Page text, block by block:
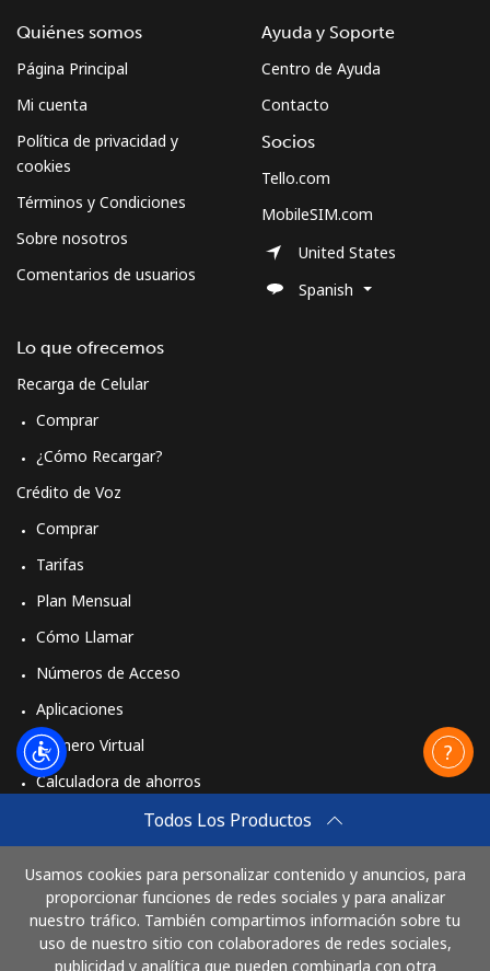
Todos Los Productos
Usamos cookies para personalizar contenido y anuncios, para
proporcionar funciones de redes sociales y para analizar
nuestro tráfico. También compartimos información sobre tu
uso de nuestro sitio con colaboradores de redes sociales,
publicidad y analítica que pueden combinarla con otra
Quiénes somos
Página Principal
Mi cuenta
Política de privacidad y
cookies
Términos y Condiciones
Sobre nosotros
Comentarios de usuarios
Lo que ofrecemos
Recarga de Celular
Comprar
¿Cómo Recargar?
Crédito de Voz
Comprar
Tarifas
Plan Mensual
Cómo Llamar
Números de Acceso
Aplicaciones
Número Virtual
Calculadora de ahorros
Cómo funciona
Ayuda y Soporte
Centro de Ayuda
Contacto
Socios
Tello.com
MobileSIM.com
United States
Spanish